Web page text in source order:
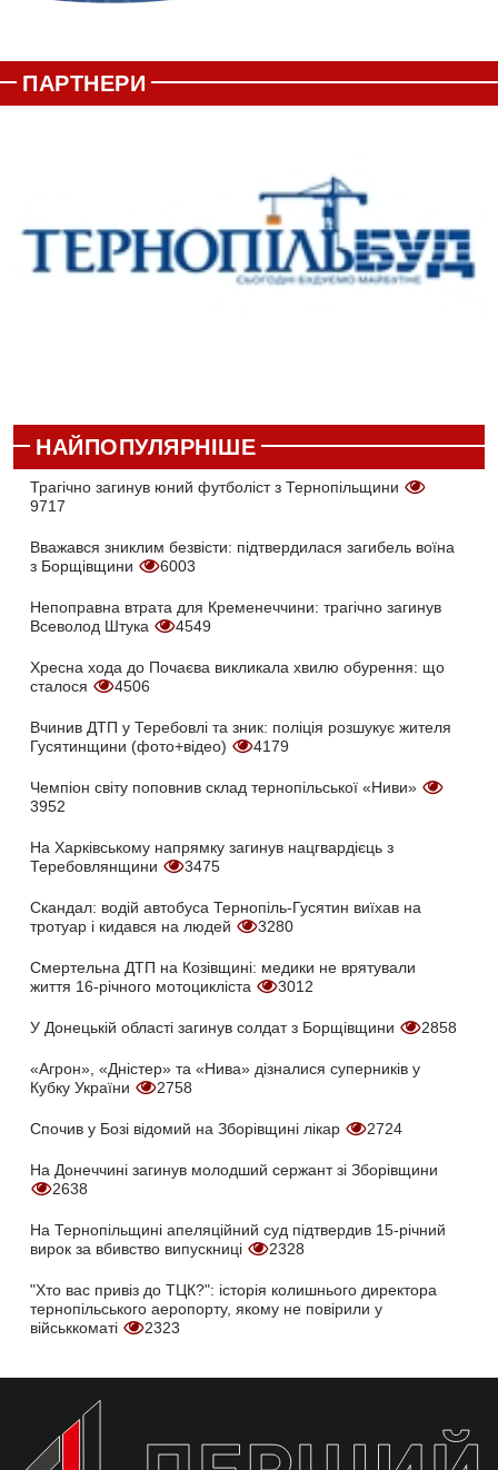
ПАРТНЕРИ
НАЙПОПУЛЯРНІШЕ
Трагічно загинув юний футболіст з Тернопільщини
9717
Вважався зниклим безвісти: підтвердилася загибель воїна
з Борщівщини
6003
Непоправна втрата для Кременеччини: трагічно загинув
Всеволод Штука
4549
Хресна хода до Почаєва викликала хвилю обурення: що
сталося
4506
Вчинив ДТП у Теребовлі та зник: поліція розшукує жителя
Гусятинщини (фото+відео)
4179
Чемпіон світу поповнив склад тернопільської «Ниви»
3952
На Харківському напрямку загинув нацгвардієць з
Теребовлянщини
3475
Скандал: водій автобуса Тернопіль-Гусятин виїхав на
тротуар і кидався на людей
3280
Смертельна ДТП на Козівщині: медики не врятували
життя 16-річного мотоцикліста
3012
У Донецькій області загинув солдат з Борщівщини 2858
«Агрон», «Дністер» та «Нива» дізналися суперників у
Кубку України
2758
Спочив у Бозі відомий на Зборівщині лікар 2724
На Донеччині загинув молодший сержант зі Зборівщини
2638
На Тернопільщині апеляційний суд підтвердив 15-річний
вирок за вбивство випускниці
2328
"Хто вас привіз до ТЦК?": історія колишнього директора
тернопільського аеропорту, якому не повірили у
військкоматі
2323